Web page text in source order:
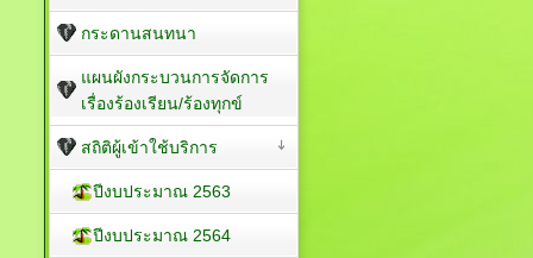
กระดานสนทนา
แผนผังกระบวนการจัดการ
เรื่องร้องเรียน/ร้องทุกข์
สถิติผู้เข้าใช้บริการ
ปีงบประมาณ 2563
ปีงบประมาณ 2564